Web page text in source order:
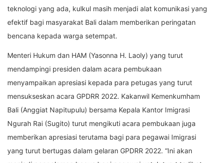
teknologi yang ada, kulkul masih menjadi alat komunikasi yang
efektif bagi masyarakat Bali dalam memberikan peringatan
bencana kepada warga setempat.
Menteri Hukum dan HAM (Yasonna H. Laoly) yang turut
mendampingi presiden dalam acara pembukaan
menyampaikan apresiasi kepada para petugas yang turut
mensukseskan acara GPDRR 2022. Kakanwil Kemenkumham
Bali (Anggiat Napitupulu) bersama Kepala Kantor Imigrasi
Ngurah Rai (Sugito) turut mengikuti acara pembukaan juga
memberikan apresiasi terutama bagi para pegawai Imigrasi
yang turut bertugas dalam gelaran GPDRR 2022. “Ini akan